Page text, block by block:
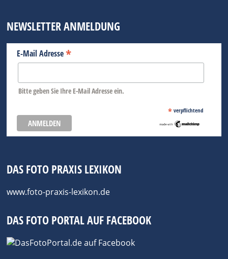
NEWSLETTER ANMELDUNG
E-Mail Adresse*
Bitte geben Sie Ihre E-Mail Adresse ein.
* verpflichtend
DAS FOTO PRAXIS LEXIKON
www.foto-praxis-lexikon.de
DAS FOTO PORTAL AUF FACEBOOK